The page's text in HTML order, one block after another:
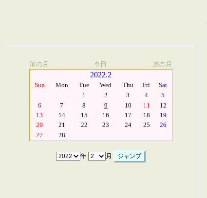
前の月 今日 次の月
2022.2
Sun Mon Tue Wed Thu Fri
Sat
1
2 3 4
5
6
7 8 9 10 11
12
13
14 15 16 17 18
19
20
21 22 23 24 25
26
27
28
年 月